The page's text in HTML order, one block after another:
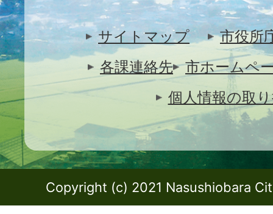
サイトマップ
市役所
各課連絡先
市ホームペ
個人情報の取
Copyright (c) 2021 Nasushiobara